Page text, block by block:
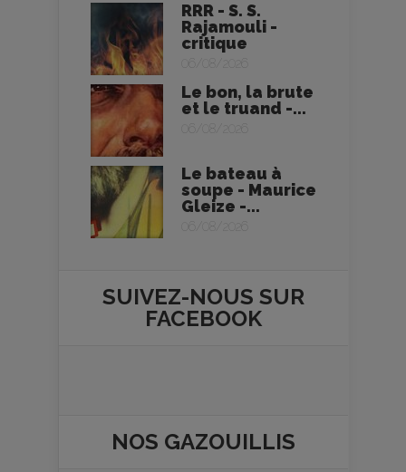
RRR - S. S.
Rajamouli -
critique
06/08/2026
Le bon, la brute
et le truand -...
06/08/2026
Le bateau à
soupe - Maurice
Gleize -...
06/08/2026
SUIVEZ-NOUS SUR
FACEBOOK
NOS GAZOUILLIS